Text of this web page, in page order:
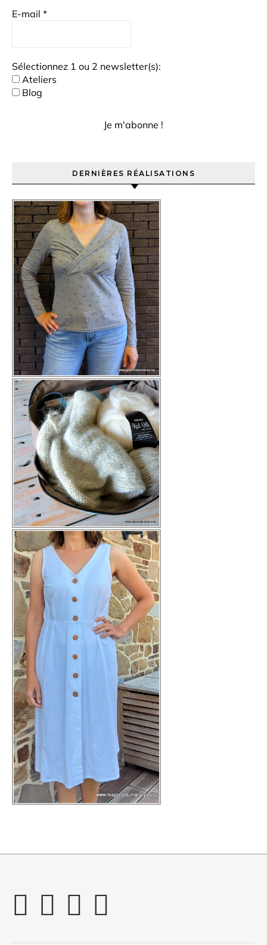
E-mail *
Sélectionnez 1 ou 2 newsletter(s):
Ateliers
Blog
DERNIÈRES RÉALISATIONS